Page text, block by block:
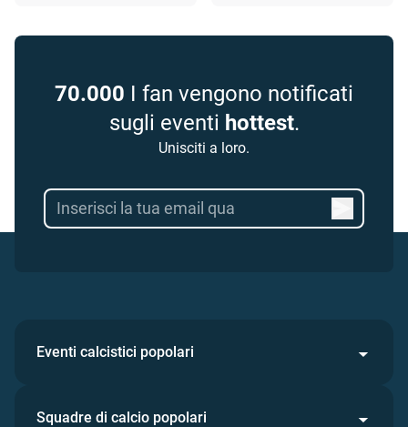
70.000 I fan vengono notificati
sugli eventi hottest.
Unisciti a loro.
Eventi calcistici popolari
Squadre di calcio popolari